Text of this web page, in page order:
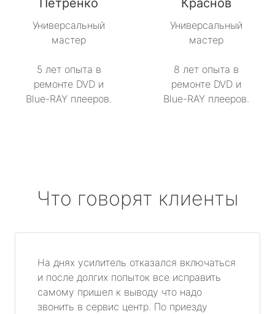
Петренко
Универсальный
мастер
5 лет опыта в
ремонте DVD и
Blue-RAY плееров.
Краснов
Универсальный
мастер
8 лет опыта в
ремонте DVD и
Blue-RAY плееров.
Что говорят клиенты
На днях усилитель отказался включаться
и после долгих попыток все исправить
самому пришел к выводу что надо
звонить в сервис центр. По приезду